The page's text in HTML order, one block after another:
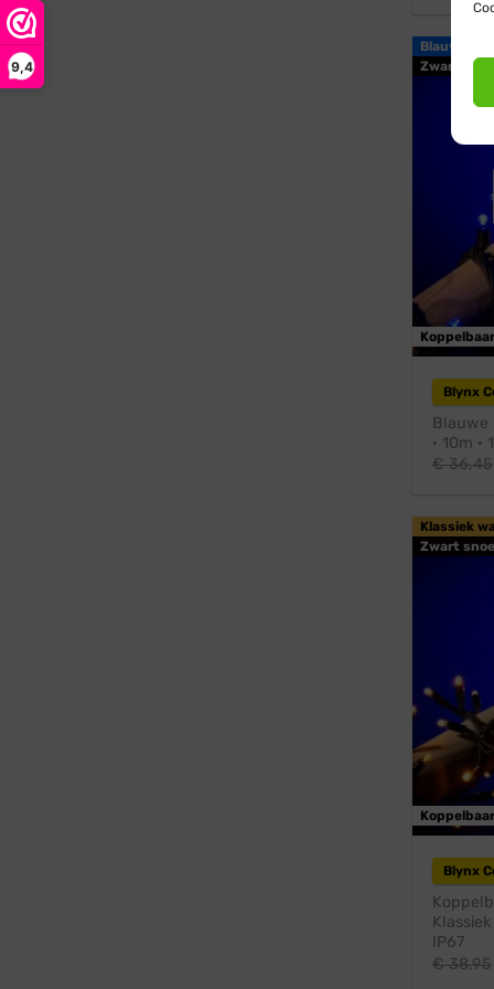
9,4
Blauw
Zwart snoer
Koppelbaar
Blynx
Blauwe
· 10m ·
€36,45
Klassiek
Zwart
Koppelbaar
Blynx
IP67
€38,95